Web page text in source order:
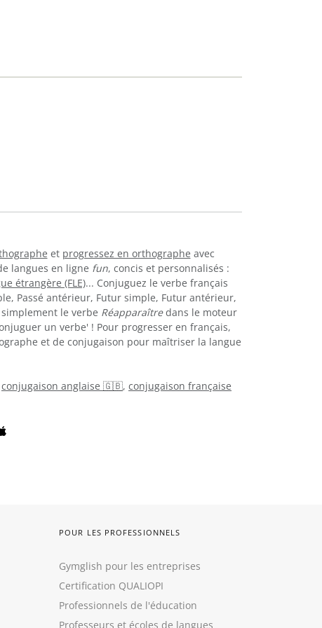
et progressez en orthographe avec
langues en ligne fun, concis et personnalisés :
étrangère (FLE)... Conjuguez le verbe français
Passé antérieur, Futur simple, Futur antérieur,
le verbe Réapparaîtredans le moteur
un verbe' ! Pour progresser en français,
et de conjugaison pour maîtriser la langue
conjugaison anglaise 🇬🇧, conjugaison française
POUR LES PROFESSIONNELS
Gymglish pour les entreprises
Certification QUALIOPI
Professionnels de l'éducation
Professeurs et écoles de langues